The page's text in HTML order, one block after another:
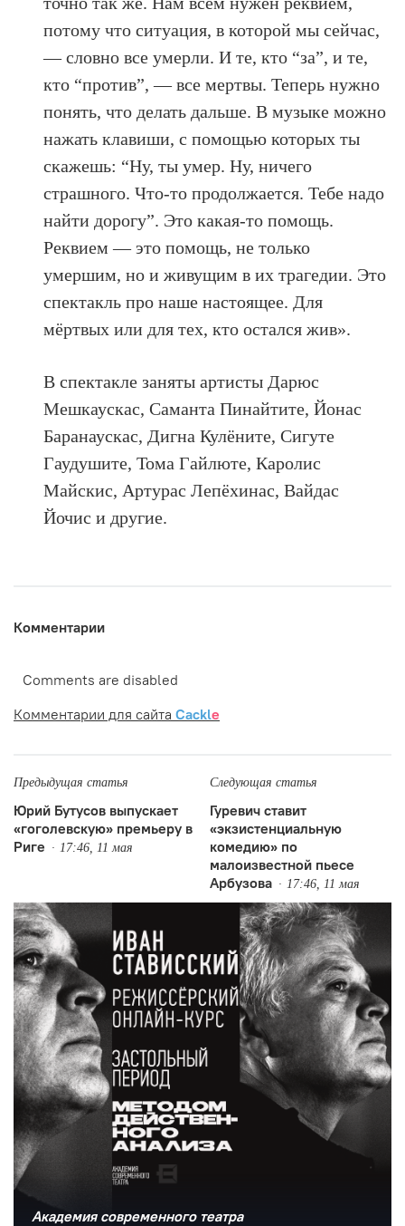
потому что ситуация, в которой мы сейчас,
— словно все умерли. И те, кто “за”, и те,
кто “против”, — все мертвы. Теперь нужно
понять, что делать дальше. В музыке можно
нажать клавиши, с помощью которых ты
скажешь: “Ну, ты умер. Ну, ничего
страшного. Что-то продолжается. Тебе надо
найти дорогу”. Это какая-то помощь.
Реквием — это помощь, не только
умершим, но и живущим в их трагедии. Это
спектакль про наше настоящее. Для
мёртвых или для тех, кто остался жив».
В спектакле заняты артисты Дарюс
Мешкаускас, Саманта Пинайтите, Йонас
Баранаускас, Дигна Кулёните, Сигуте
Гаудушите, Тома Гайлюте, Каролис
Майскис, Артурас Лепёхинас, Вайдас
Йочис и другие.
Комментарии
Comments are disabled
Комментарии для сайта Cackle
Предыдущая статья
Юрий Бутусов выпускает
«гоголевскую» премьеру в
Риге
17:46, 11 мая
Следующая статья
Гуревич ставит
«экзистенциальную
комедию» по
малоизвестной пьесе
Арбузова
17:46, 11 мая
Академия современного театра